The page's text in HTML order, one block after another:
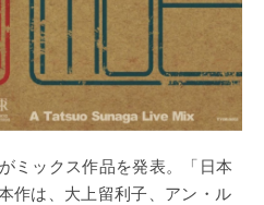
ミックス作品を発表。「日本
作は、大上留利子、アン・ル